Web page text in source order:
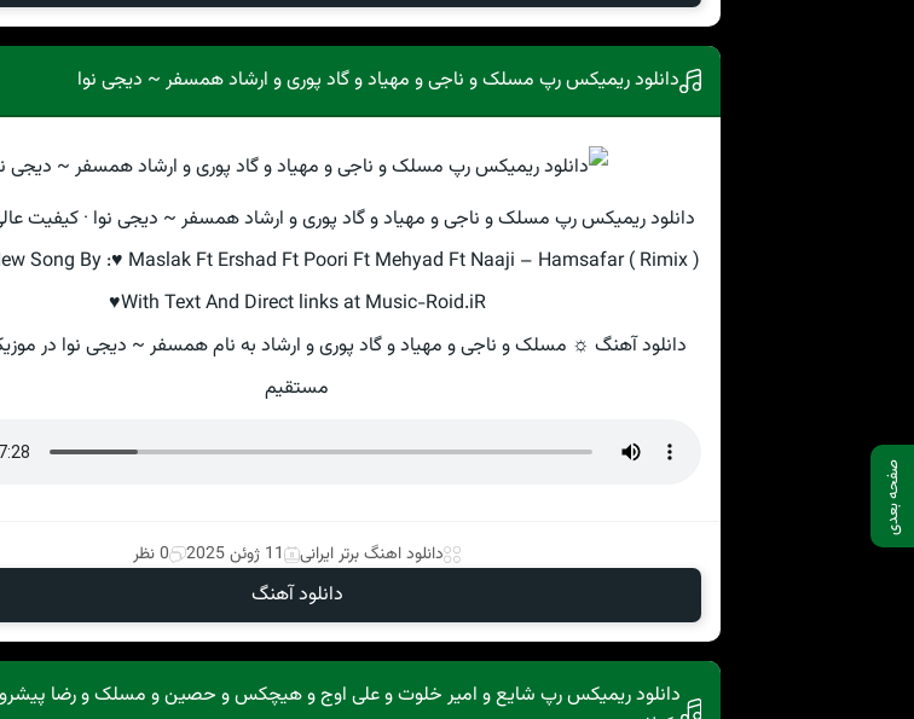
دانلود ریمیکس رپ مسلک و ناجی و مهیاد و گاد پوری و ارشاد همسفر ~ دیجی نوا
دانلود ریمیکس رپ مسلک و ناجی و مهیاد و گاد پوری و ارشاد همسفر ~ دیجی نوا · کیفیت
Song By :♥ Maslak Ft Ershad Ft Poori Ft Mehyad Ft Naaji – Hamsafar ( Rimix )
♥With Text And Direct links at Music-Roid.iR
دانلود آهنگ ☼ مسلک و ناجی و مهیاد و گاد پوری و ارشاد به نام همسفر ~ دیجی نوا در
مستقیم
دانلود اهنگ برتر ایرانی 11 ژوئن 2025 0 نظر
دانلود آهنگ
دانلود ریمیکس رپ شایع و امیر خلوت و علی اوج و هیچکس و حصین و مسلک و رضا پیشرو
صفحه بعدی